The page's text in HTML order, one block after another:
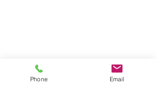
Phone Email